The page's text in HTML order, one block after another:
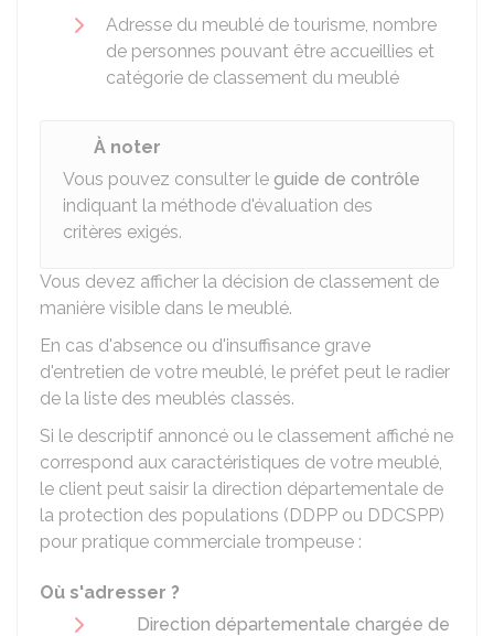
Adresse du meublé de tourisme, nombre
de personnes pouvant être accueillies et
catégorie de classement du meublé
À noter
Vous pouvez consulter le guide de contrôle
indiquant la méthode d'évaluation des
critères exigés.
Vous devez afficher la décision de classement de
manière visible dans le meublé.
En cas d'absence ou d'insuffisance grave
d'entretien de votre meublé, le préfet peut le radier
de la liste des meublés classés.
Si le descriptif annoncé ou le classement affiché ne
correspond aux caractéristiques de votre meublé,
le client peut saisir la direction départementale de
la protection des populations (DDPP ou DDCSPP)
pour pratique commerciale trompeuse :
Où s'adresser ?
Direction départementale chargée de